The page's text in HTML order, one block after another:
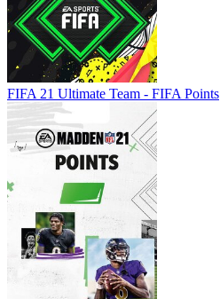
FIFA 21 Ultimate Team - FIFA Points